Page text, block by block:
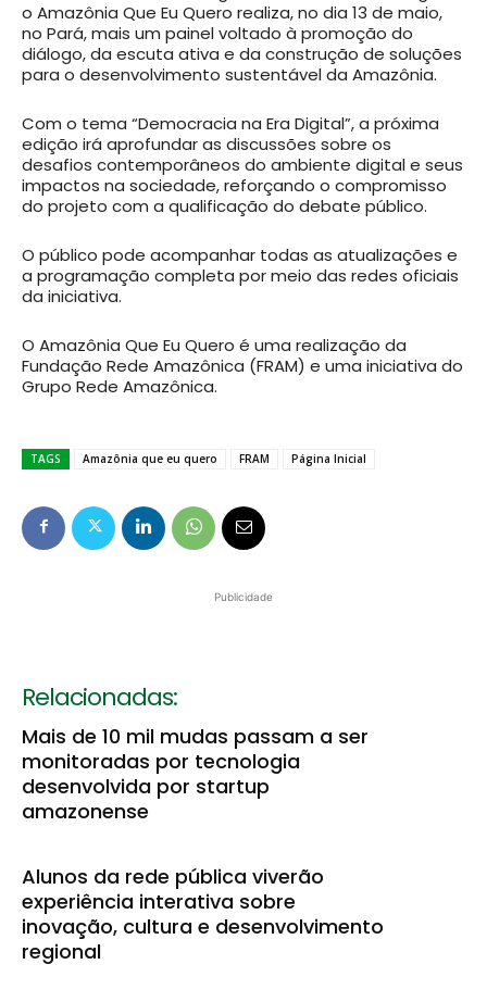
o Amazônia Que Eu Quero realiza, no dia 13 de maio,
no Pará, mais um painel voltado à promoção do
diálogo, da escuta ativa e da construção de soluções
para o desenvolvimento sustentável da Amazônia.
Com o tema “Democracia na Era Digital”, a próxima
edição irá aprofundar as discussões sobre os
desafios contemporâneos do ambiente digital e seus
impactos na sociedade, reforçando o compromisso
do projeto com a qualificação do debate público.
O público pode acompanhar todas as atualizações e
a programação completa por meio das redes oficiais
da iniciativa.
O Amazônia Que Eu Quero é uma realização da
Fundação Rede Amazônica (FRAM) e uma iniciativa do
Grupo Rede Amazônica.
TAGS Amazônia que eu quero FRAM Página Inicial
Publicidade
Relacionadas:
Mais de 10 mil mudas passam a ser
monitoradas por tecnologia
desenvolvida por startup
amazonense
Alunos da rede pública viverão
experiência interativa sobre
inovação, cultura e desenvolvimento
regional